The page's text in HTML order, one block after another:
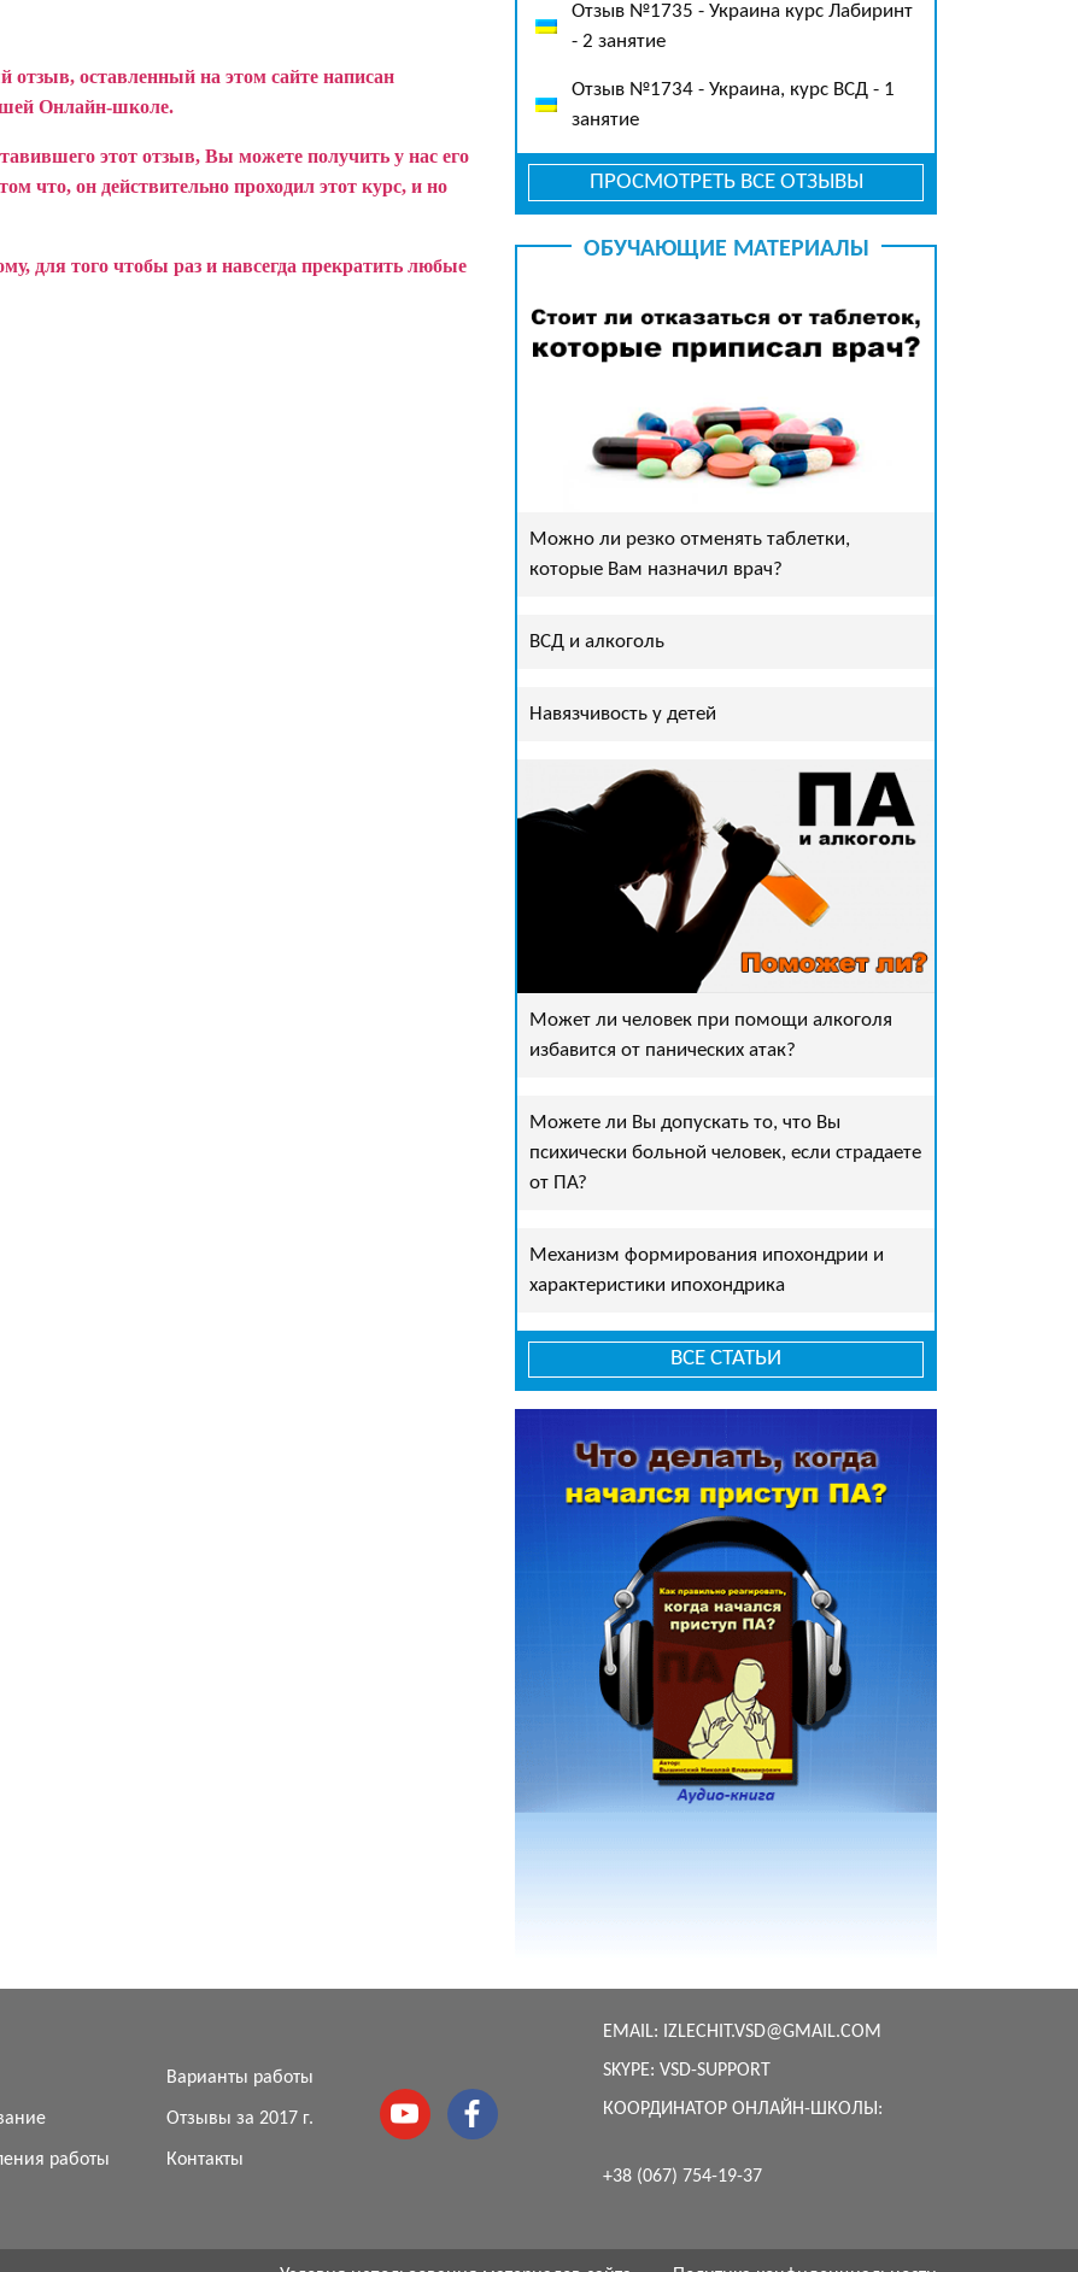
оставленный на этом сайте написан
Онлайн-школе.
этот отзыв, Вы можете получить у нас его
что, он действительно проходил этот курс, и но
для того чтобы раз и навсегда прекратить любые
Отзыв №1735 - Украина курс Лабиринт
- 2 занятие
Отзыв №1734 - Украина, курс ВСД - 1
занятие
ПРОСМОТРЕТЬ ВСЕ ОТЗЫВЫ
ОБУЧАЮЩИЕ МАТЕРИАЛЫ
Можно ли резко отменять таблетки,
которые Вам назначил врач?
ВСД и алкоголь
Навязчивость у детей
Может ли человек при помощи алкоголя
избавится от панических атак?
Можете ли Вы допускать то, что Вы
психически больной человек, если страдаете
от ПА?
Механизм формирования ипохондрии и
характеристики ипохондрика
ВСЕ СТАТЬИ
работы
Варианты работы
Отзывы за 2017 г.
Контакты
EMAIL: IZLECHIT.VSD@GMAIL.COM
SKYPE: VSD-SUPPORT
КООРДИНАТОР ОНЛАЙН-ШКОЛЫ:
+38 (067) 754-19-37